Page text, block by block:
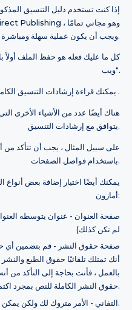
إذا كنت تستخدم دليل التنسيق
ويجب أن يكون عملية سهلة ومباشرة للغاية.
كل ما عليك فعله هو حفظ الملف
ويب".
يمكنك قراءة إرشادات التنسيق .
هناك أيضًا عدد من الأشياء الأخرى
يتوافق مع إرشادات التنسيق.
على سبيل المثال ، يجب أن تتأكد
باستخدام فواصل الصفحات.
يمكنك أيضًا اختيار إضافة بعض
أمازون:
صفحة العنوان - عنوان يتوسطه
لم تكن كذلك)
صفحة حقوق النشر - قم بتضمين أي
أنك تمتلك تلقائيًا حقوق الطبع
بالعمل ، فأنت بحاجة إلى التأكد من
حقوق النشر الكاملة للنص بمجرد اكتماله.
التفاني - الأمر متروك لك ولكن يمكن أن يكون لمسة لطيفة تضيف الاحتراف.